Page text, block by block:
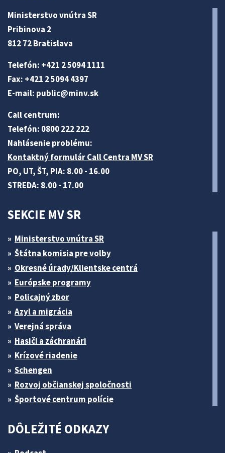
Ministerstvo vnútra SR
Pribinova 2
812 72 Bratislava
Telefón: +421 2 5094 1111
Fax: +421 2 5094 4397
E-mail: public@minv.sk
Call centrum:
Telefón: 0800 222 222
Nahlásenie problému:
Kontaktný formulár Call Centra MV SR
PO, UT, ŠT, PIA: 8.00 - 16.00
STREDA: 8.00 - 17.00
SEKCIE MV SR
Ministerstvo vnútra SR
Štátna komisia pre volby
Okresné úrady/Klientske centrá
Európske programy
Policajný zbor
Azyl a migrácia
Verejná správa
Hasiči a záchranári
Krízové riadenie
Schengen
Rozvoj občianskej spoločnosti
Športové centrum polície
DÔLEŽITÉ ODKAZY